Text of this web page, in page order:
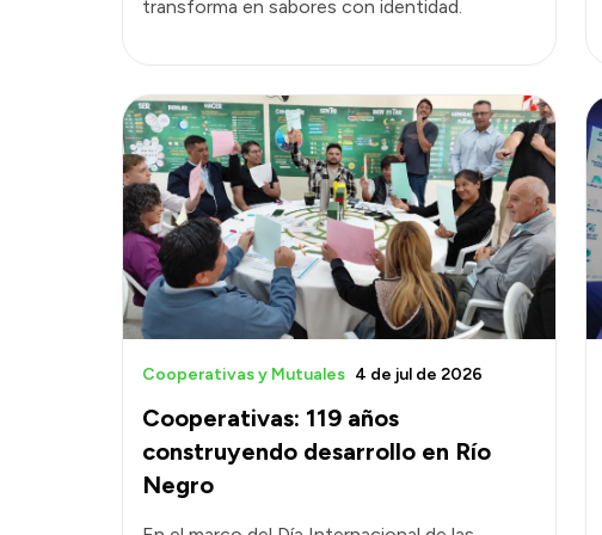
transforma en sabores con identidad.
Cooperativas: 119 años
construyendo desarrollo en Río
Negro
Cooperativas y Mutuales 4 de jul de 2026